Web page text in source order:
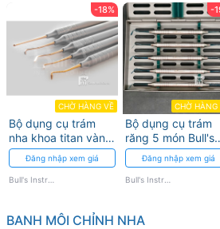
-18%
CHỜ HÀNG VỀ
Bộ dụng cụ trám
nha khoa titan vàng
Bull's Instrumed 5
món
Đăng nhập xem giá
-
CHỜ HÀNG
Bộ dụng cụ trám
răng 5 món Bull's
Instrumed với
kế tối ưu
Đăng nhập xem giá
Bull's Instrumed
BANH MÔI CHỈNH NHA